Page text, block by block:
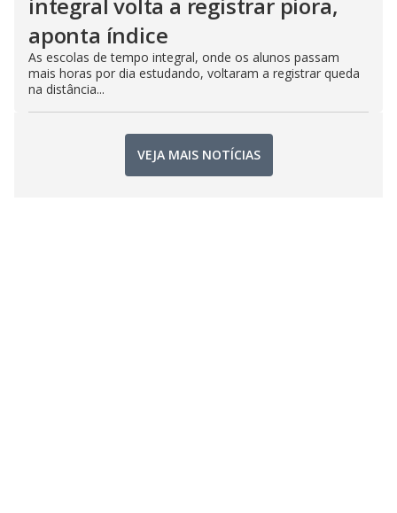
aponta índice
As escolas de tempo integral, onde os alunos passam
mais horas por dia estudando, voltaram a registrar queda
na distância...
VEJA MAIS NOTÍCIAS